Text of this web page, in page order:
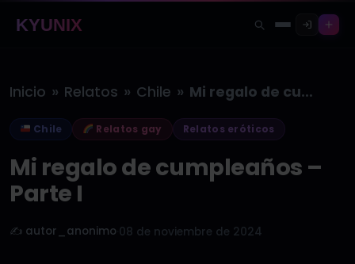
KYUNIX
Inicio » Relatos » Chile » Mi regalo de cumpleaños – Parte…
Chile Relatos gay Relatos eróticos
Mi regalo de cumpleaños –
Parte I
✍️ autor_anonimo 08 de noviembre de 2024